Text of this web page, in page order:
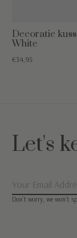
Decoratie
White
€34,95
Let's
Don’t worry, we won’t